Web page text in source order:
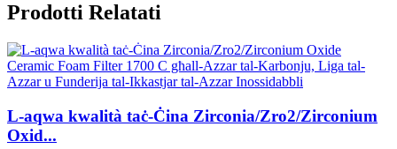
Prodotti Relatati
L-aqwa kwalità taċ-Ċina Zirconia/Zro2/Zirconium
Oxid...